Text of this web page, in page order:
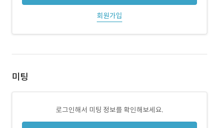
회원가입
미팅
로그인해서 미팅 정보를 확인해보세요.